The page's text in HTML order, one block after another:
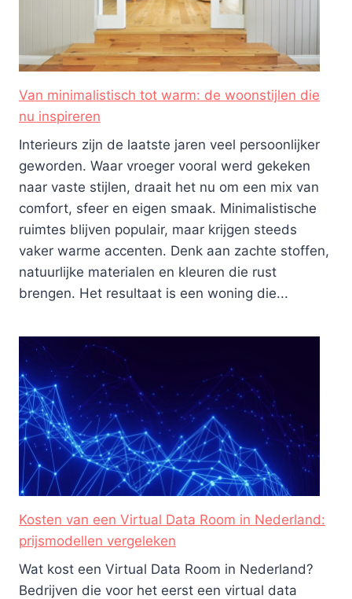
Van minimalistisch tot warm: de woonstijlen die
nu inspireren
Interieurs zijn de laatste jaren veel persoonlijker
geworden. Waar vroeger vooral werd gekeken
naar vaste stijlen, draait het nu om een mix van
comfort, sfeer en eigen smaak. Minimalistische
ruimtes blijven populair, maar krijgen steeds
vaker warme accenten. Denk aan zachte stoffen,
natuurlijke materialen en kleuren die rust
brengen. Het resultaat is een woning die...
Kosten van een Virtual Data Room in Nederland:
prijsmodellen vergeleken
Wat kost een Virtual Data Room in Nederland?
Bedrijven die voor het eerst een virtual data